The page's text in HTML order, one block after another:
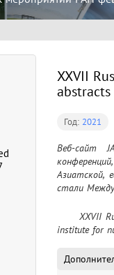
XXVII
Год: 2021
Веб-сайт
Азиатской,
стали
institute for